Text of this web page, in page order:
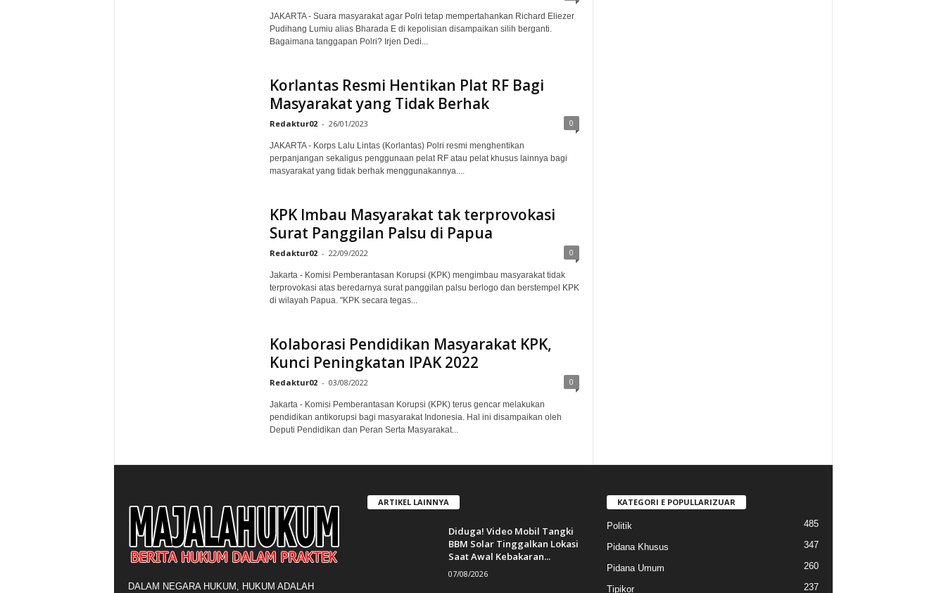
JAKARTA - Suara masyarakat agar Polri tetap mempertahankan Richard Eliezer
Pudihang Lumiu alias Bharada E di kepolisian disampaikan silih berganti.
Bagaimana tanggapan Polri? Irjen Dedi...
Korlantas Resmi Hentikan Plat RF Bagi
Masyarakat yang Tidak Berhak
Redaktur02 - 26/01/2023 0
JAKARTA - Korps Lalu Lintas (Korlantas) Polri resmi menghentikan
perpanjangan sekaligus penggunaan pelat RF atau pelat khusus lainnya bagi
masyarakat yang tidak berhak menggunakannya....
KPK Imbau Masyarakat tak terprovokasi
Surat Panggilan Palsu di Papua
Redaktur02 - 22/09/2022 0
Jakarta - Komisi Pemberantasan Korupsi (KPK) mengimbau masyarakat tidak
terprovokasi atas beredarnya surat panggilan palsu berlogo dan berstempel KPK
di wilayah Papua. "KPK secara tegas...
Kolaborasi Pendidikan Masyarakat KPK,
Kunci Peningkatan IPAK 2022
Redaktur02 - 03/08/2022 0
Jakarta - Komisi Pemberantasan Korupsi (KPK) terus gencar melakukan
pendidikan antikorupsi bagi masyarakat Indonesia. Hal ini disampaikan oleh
Deputi Pendidikan dan Peran Serta Masyarakat...
DALAM NEGARA HUKUM, HUKUM ADALAH
ARTIKEL LAINNYA
Diduga! Video Mobil Tangki
BBM Solar Tinggalkan Lokasi
Saat Awal Kebakaran...
07/08/2026
KATEGORI E POPULLARIZUAR
Politik 485
Pidana Khusus 347
Pidana Umum 260
Tipikor 237